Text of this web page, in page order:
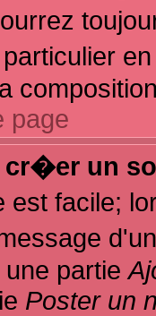
page
cr�er un
facile;
une partie
Poster un